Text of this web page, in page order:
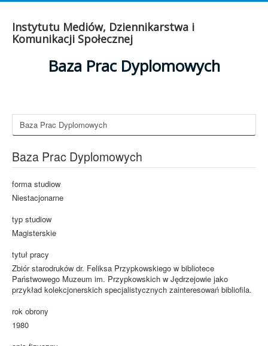
Instytutu Mediów, Dziennikarstwa i
Komunikacji Społecznej
Baza Prac Dyplomowych
Baza Prac Dyplomowych
Baza Prac Dyplomowych
forma studiow
Niestacjonarne
typ studiow
Magisterskie
tytuł pracy
Zbiór starodruków dr. Feliksa Przypkowskiego w bibliotece
Państwowego Muzeum im. Przypkowskich w Jędrzejowie jako
przykład kolekcjonerskich specjalistycznych zainteresowań bibliofila.
rok obrony
1980